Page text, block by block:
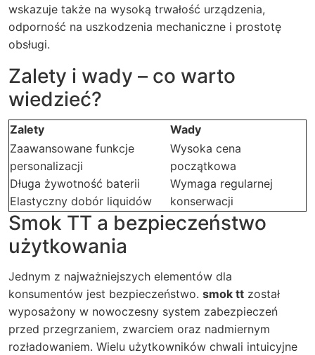
wskazuje także na wysoką trwałość urządzenia,
odporność na uszkodzenia mechaniczne i prostotę
obsługi.
Zalety i wady – co warto
wiedzieć?
Zalety
Wady
Zaawansowane funkcje
personalizacji
Długa żywotność baterii
Elastyczny dobór liquidów
Wysoka cena
początkowa
Wymaga regularnej
konserwacji
Smok TT a bezpieczeństwo
użytkowania
Jednym z najważniejszych elementów dla
konsumentów jest bezpieczeństwo. smok tt został
wyposażony w nowoczesny system zabezpieczeń
przed przegrzaniem, zwarciem oraz nadmiernym
rozładowaniem. Wielu użytkowników chwali intuicyjne